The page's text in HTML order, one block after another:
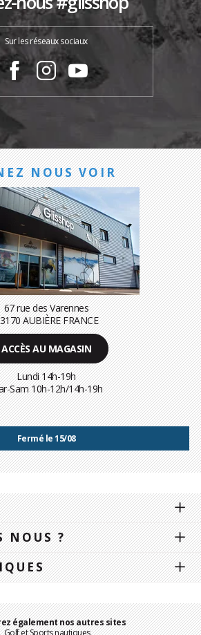
Sur les réseaux sociaux
NOUS VOIR
67 rue des Varennes
AUBIÈRE FRANCE
ACCÈS AU MAGASIN
Lundi 14h-19h
Sam 10h-12h/14h-19h
Fermé le 15/08
NOUS ?
également nos autres sites
Golf et Sports nautiques